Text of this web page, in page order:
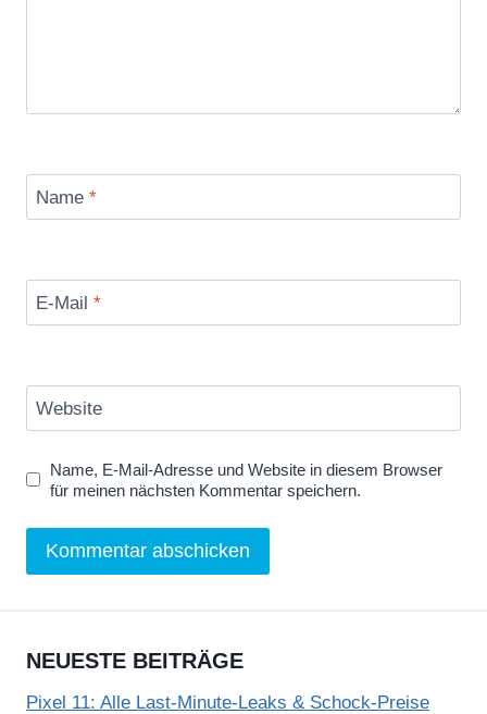
Name *
E-Mail *
Website
Name, E-Mail-Adresse und Website in diesem Browser
für meinen nächsten Kommentar speichern.
NEUESTE BEITRÄGE
Pixel 11: Alle Last-Minute-Leaks & Schock-Preise